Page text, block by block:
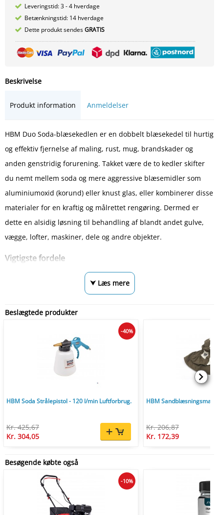
Leveringstid: 3 - 4 hverdage
Betænkningstid: 14 hverdage
Dette produkt sendesGRATIS
Beskrivelse
Produkt information Anmeldelser
HBM Duo Soda-blæsekedlen er en dobbelt blæsekedel til hurtig
og effektiv fjernelse af maling, rust, mug, brandskader og
anden genstridig forurening. Takket være de to kedler skifter
du nemt mellem soda og mere aggressive blæsemidler som
aluminiumoxid (korund) eller knust glas, eller kombinerer disse
materialer for en kraftig og målrettet rengøring. Dermed er
dette en alsidig løsning til behandling af blandt andet gulve,
vægge, lofter, maskiner, dele og andre objekter.
Vigtigste fordele
⮟ Læs mere
Beslægtede produkter
HBM Soda Strålepistol - 120 l/min Luftforbrug.
Kr. 425,67
Kr. 304,05
-40%
HBM
Kr. 206,87
Kr. 172,39
Besøgende købte også
-10%